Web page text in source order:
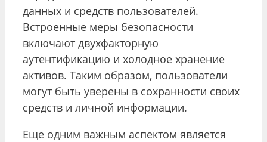
данных и средств пользователей.
Встроенные меры безопасности
включают двухфакторную
аутентификацию и холодное хранение
активов. Таким образом, пользователи
могут быть уверены в сохранности своих
средств и личной информации.
Еще одним важным аспектом является